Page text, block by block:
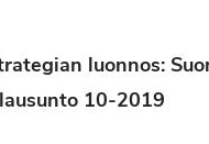
luonnos:
10-2019